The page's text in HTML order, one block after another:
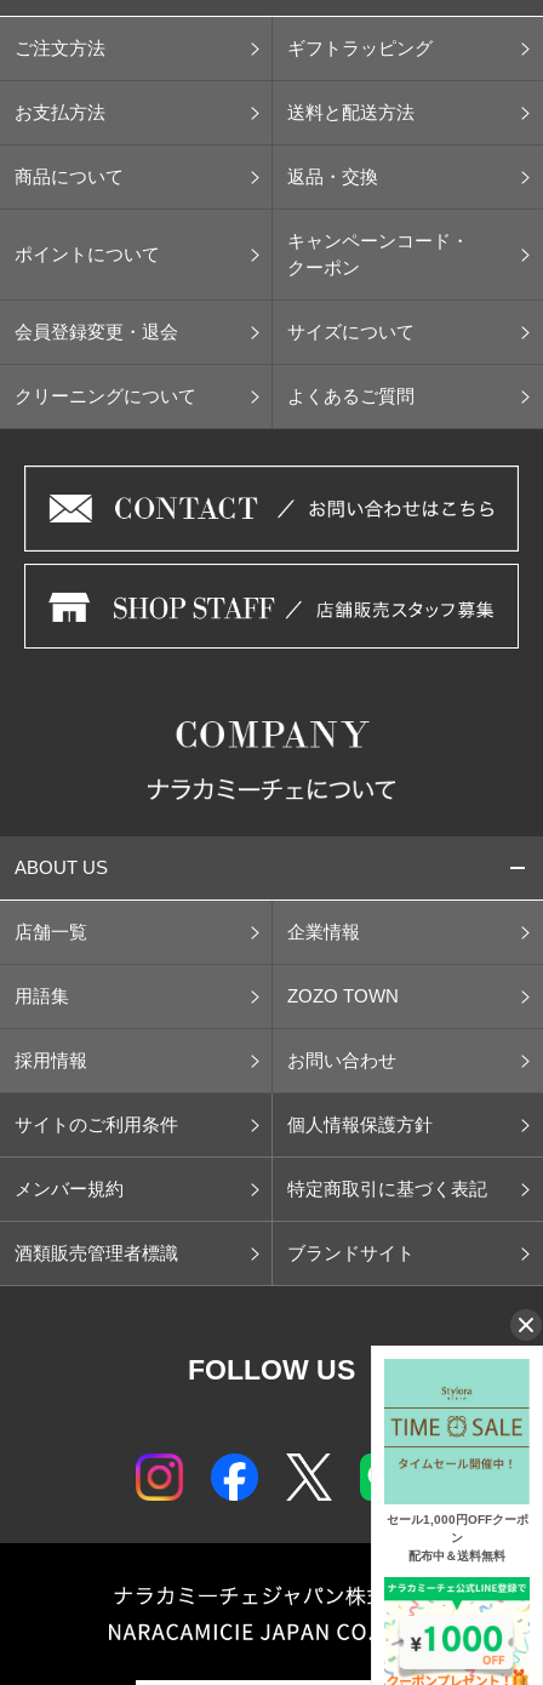
ご注文方法 ギフトラッピング
お支払方法 送料と配送方法
商品について 返品・交換
ポイントについて
キャンペーンコード・
クーポン
会員登録変更・退会 サイズについて
クリーニングについて よくあるご質問
ABOUT US
店舗一覧 企業情報
用語集 ZOZO TOWN
採用情報 お問い合わせ
サイトのご利用条件 個人情報保護方針
メンバー規約 特定商取引に基づく表記
酒類販売管理者標識 ブランドサイト
FOLLOW US
セール1,000円OFFクーポ
ン
配布中＆送料無料